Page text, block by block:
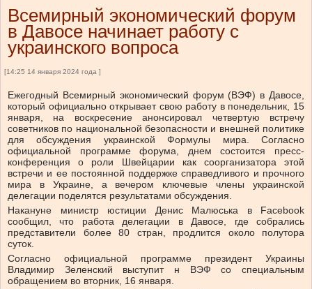
Всемирный экономический форум
в Давосе начинает работу с
украинского вопроса
[14:25 14 января 2024 года ]
Ежегодный Всемирный экономический форум (ВЭФ) в Давосе,
который официально открывает свою работу в понедельник, 15
января, на воскресение анонсировал четвертую встречу
советников по национальной безопасности и внешней политике
для обсуждения украинской Формулы мира. Согласно
официальной программе форума, днем состоится пресс-
конференция о роли Швейцарии как соорганизатора этой
встречи и ее постоянной поддержке справедливого и прочного
мира в Украине, а вечером ключевые члены украинской
делегации поделятся результатами обсуждения.
Накануне министр юстиции Денис Малюська в Facebook
сообщил, что работа делегации в Давосе, где собрались
представители более 80 стран, продлится около полутора
суток.
Согласно официальной программе президент Украины
Владимир Зеленский выступит н ВЭФ со специальным
обращением во вторник, 16 января.